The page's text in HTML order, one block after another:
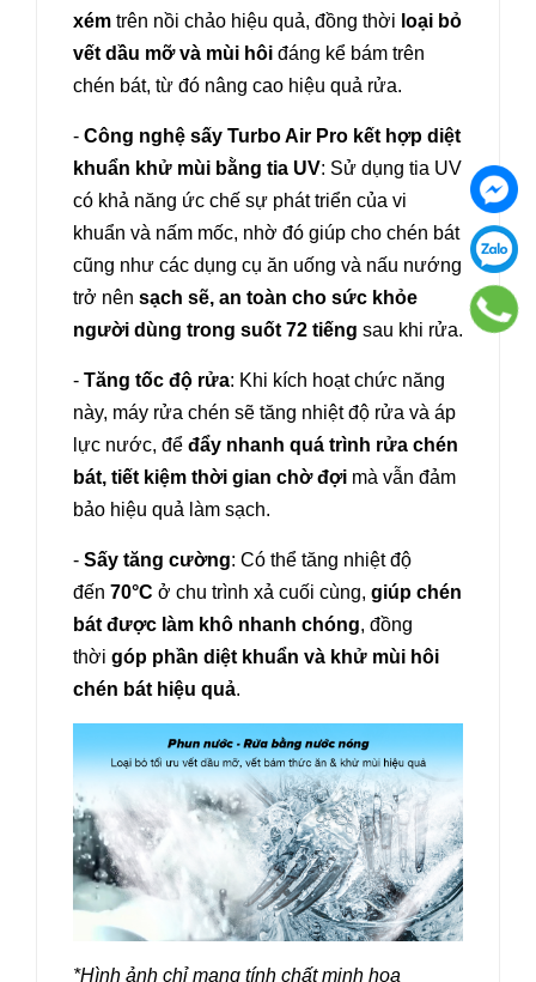
xém trên nồi chảo hiệu quả, đồng thời loại bỏ
vết dầu mỡ và mùi hôi đáng kể bám trên
chén bát, từ đó nâng cao hiệu quả rửa.
- Công nghệ sấy Turbo Air Pro kết hợp diệt
khuẩn khử mùi bằng tia UV: Sử dụng tia UV
có khả năng ức chế sự phát triển của vi
khuẩn và nấm mốc, nhờ đó giúp cho chén bát
cũng như các dụng cụ ăn uống và nấu nướng
trở nên sạch sẽ, an toàn cho sức khỏe
người dùng trong suốt 72 tiếng sau khi rửa.
- Tăng tốc độ rửa: Khi kích hoạt chức năng
này, máy rửa chén sẽ tăng nhiệt độ rửa và áp
lực nước, để đẩy nhanh quá trình rửa chén
bát, tiết kiệm thời gian chờ đợi mà vẫn đảm
bảo hiệu quả làm sạch.
- Sấy tăng cường: Có thể tăng nhiệt độ
đến 70°C ở chu trình xả cuối cùng, giúp chén
bát được làm khô nhanh chóng, đồng
thời góp phần diệt khuẩn và khử mùi hôi
chén bát hiệu quả.
*Hình ảnh chỉ mang tính chất minh họa